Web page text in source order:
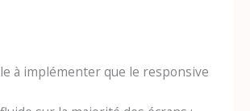
à implémenter que le responsive